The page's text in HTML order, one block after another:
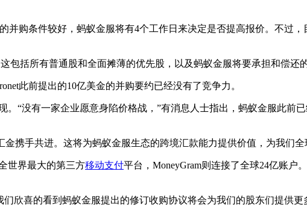
购条件较好，蚂蚁金服将有4个工作日来决定是否提高报价。不过，
括所有普通股和全面摊薄的优先股，以及蚂蚁金服将要承担和偿还
此前提出的10亿美金的并购要约已经没有了竞争力。
没有一家企业愿意身陷价格战，”有消息人士指出，蚂蚁金服此前
手共进。这将为蚂蚁金服生态的跨境汇款能力提供价值，为我们全
世界最大的第三方移动支付平台，MoneyGram则连接了全球24亿账户
欣喜的看到蚂蚁金服提出的修订收购协议将会为我们的股东们提供更